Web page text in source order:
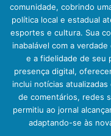
comunidade, cobrindo
política local e estadual
esportes e cultura. Sua
inabalável com a
e a fidelidade de seu
presença digital,
inclui notícias
de comentários, redes
permitiu ao jornal
adaptando-se às